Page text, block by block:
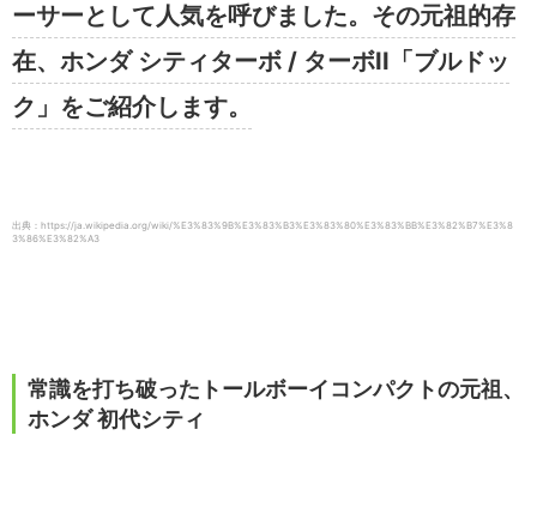
ーサーとして人気を呼びました。その元祖的存
在、ホンダ シティターボ / ターボII「ブルドッ
ク」をご紹介します。
出典：https://ja.wikipedia.org/wiki/%E3%83%9B%E3%83%B3%E3%83%80%E3%83%BB%E3%82%B7%E3%8
3%86%E3%82%A3
常識を打ち破ったトールボーイコンパクトの元祖、
ホンダ 初代シティ